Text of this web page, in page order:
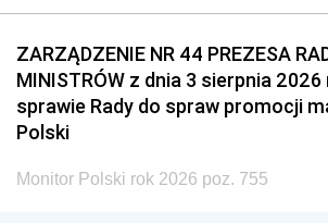
2014 2013
2011 2010
2008 2007
2005
ZARZĄDZENIE NR 44 PREZESA
MINISTRÓW z dnia 3 sierpnia 2026
sprawie Rady do spraw promocji
Polski
Monitor Polski rok 2026 poz. 755